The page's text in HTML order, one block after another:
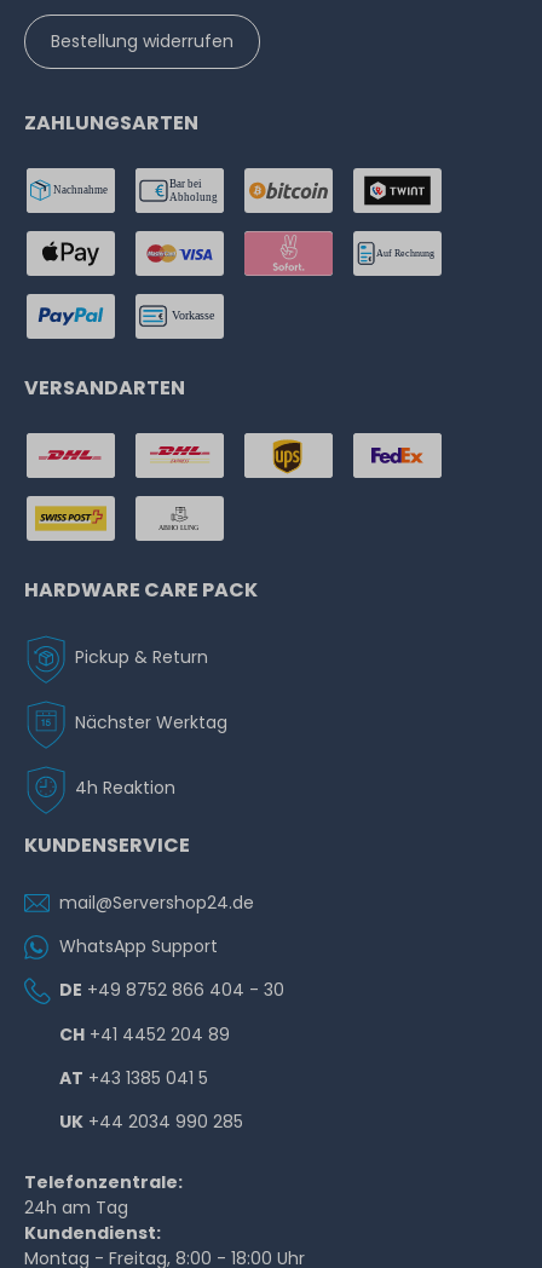
Bestellung widerrufen
ZAHLUNGSARTEN
VERSANDARTEN
HARDWARE CARE PACK
Pickup & Return
Nächster Werktag
4h Reaktion
KUNDENSERVICE
mail@Servershop24.de
WhatsApp Support
DE +49 8752 866 404 - 30
CH +41 4452 204 89
AT +43 1385 041 5
UK +44 2034 990 285
Telefonzentrale:
24h am Tag
Kundendienst:
Montag - Freitag, 8:00 - 18:00 Uhr